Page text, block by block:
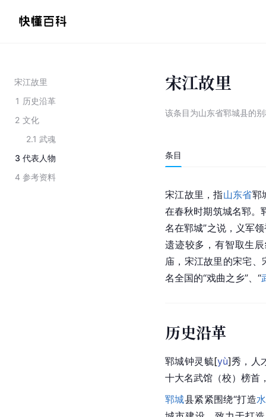
宋江故里
1 历史沿革
2 文化
2.1 武魂
3 代表人物
4 参考资料
宋江故里
该条目为山东省郓城县的
条目
宋江故里，指山东省郓
在春秋时期筑城名郓。
名在郓城”之说，义军
遗迹较多，有智取生
庙，宋江故里的宋宅
名全国的“戏曲之乡”、“
历史沿革
郓城钟灵 毓[yù]秀，人
十大名武馆（校）榜首
郓城县紧紧围绕“打造